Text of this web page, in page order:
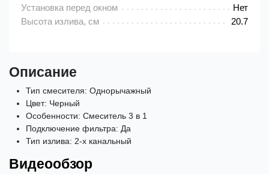
Установка перед окном
Нет
Высота излива, см
20.7
Описание
Тип смесителя: Однорычажный
Цвет: Черный
Особенности: Смеситель 3 в 1
Подключение фильтра: Да
Тип излива: 2-х канальный
Видеообзор